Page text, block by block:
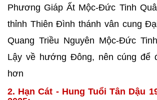
Phương Giáp Ất Mộc-Đức Tinh
thỉnh Thiên Đình thánh vân cung
Quang Triều Nguyên Mộc-Đức
Lậy về hướng Đông, nên cúng để
hơn
2. Hạn Cát - Hung Tuổi Tân Dậu